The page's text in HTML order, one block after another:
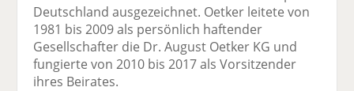
Deutschland ausgezeichnet. Oetker leitete von
1981 bis 2009 als persönlich haftender
Gesellschafter die Dr. August Oetker KG und
fungierte von 2010 bis 2017 als Vorsitzender
ihres Beirates.